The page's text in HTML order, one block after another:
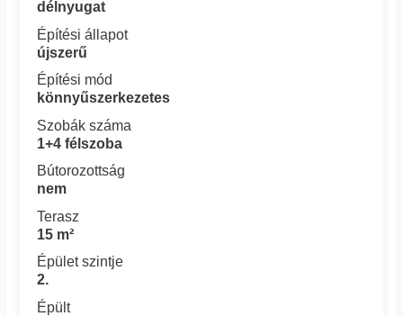
délnyugat
Építési állapot
újszerű
Építési mód
könnyűszerkezetes
Szobák száma
1+4 félszoba
Bútorozottság
nem
Terasz
15 m²
Épület szintje
2.
Épült